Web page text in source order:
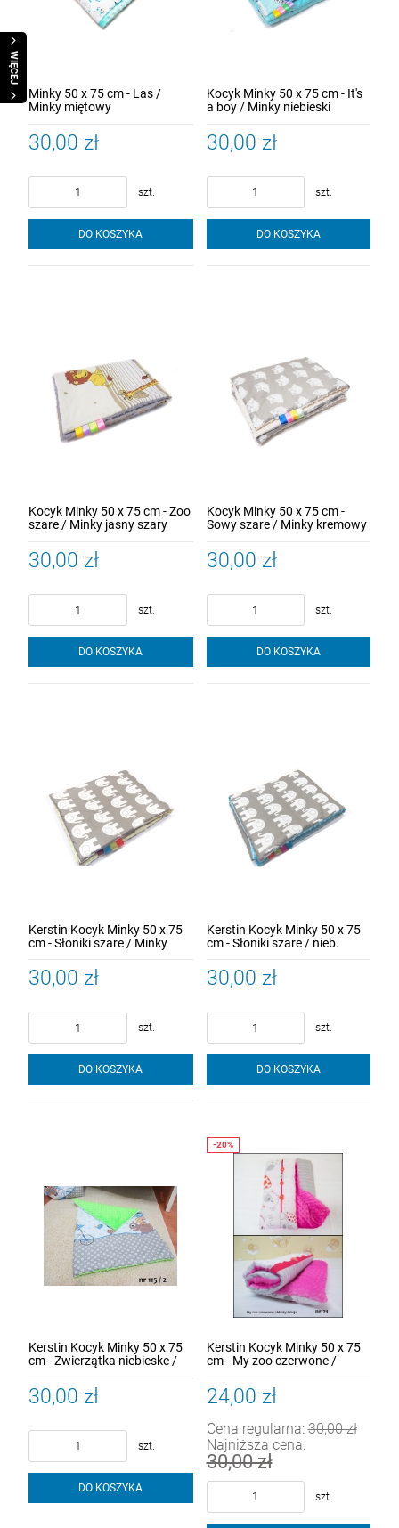
WIĘCEJ
Minky 50 x 75 cm - Las /
Minky miętowy
30,00 zł
szt.
DO KOSZYKA
Kocyk Minky 50 x 75 cm - It's
a boy / Minky niebieski
30,00 zł
szt.
DO KOSZYKA
Kocyk Minky 50 x 75 cm - Zoo
szare / Minky jasny szary
30,00 zł
szt.
DO KOSZYKA
Kocyk Minky 50 x 75 cm -
Sowy szare / Minky kremowy
30,00 zł
szt.
DO KOSZYKA
Kerstin Kocyk Minky 50 x 75
cm - Słoniki szare / Minky
kremowy
30,00 zł
szt.
DO KOSZYKA
Kerstin Kocyk Minky 50 x 75
cm - Słoniki szare / nieb.
Minky
30,00 zł
szt.
DO KOSZYKA
Kerstin Kocyk Minky 50 x 75
cm - Zwierzątka niebieske /
30,00 zł
szt.
DO KOSZYKA
Kerstin Kocyk Minky 50 x 75
cm - My zoo czerwone /
24,00 zł
Cena regularna:30,00 zł
Najniższa cena:
30,00 zł
szt.